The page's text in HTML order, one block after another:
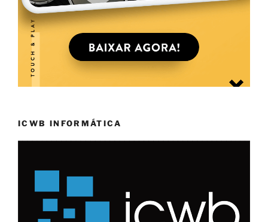
ICWB INFORMÁTICA